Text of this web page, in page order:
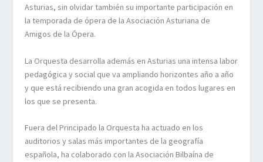
Asturias, sin olvidar también su importante participación en
la temporada de ópera de la Asociación Asturiana de
Amigos de la Ópera.
La Orquesta desarrolla además en Asturias una intensa labor
pedagógica y social que va ampliando horizontes año a año
y que está recibiendo una gran acogida en todos lugares en
los que se presenta.
Fuera del Principado la Orquesta ha actuado en los
auditorios y salas más importantes de la geografía
española, ha colaborado con la Asociación Bilbaína de